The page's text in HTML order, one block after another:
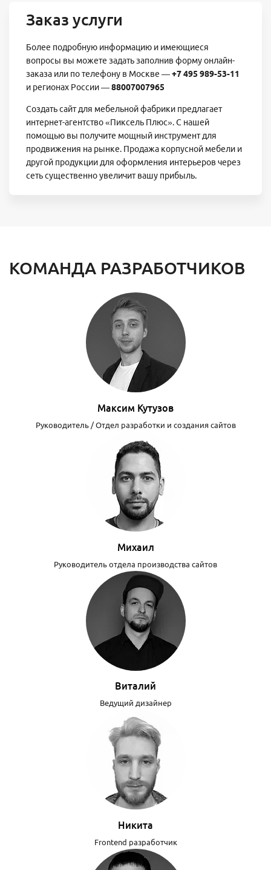
Заказ услуги
Более подробную информацию и имеющиеся
вопросы вы можете задать заполнив форму онлайн-
заказа или по телефону в Москве —+7 495 989-53-11
и регионах России —8 800 700-79-65
Создать сайт для мебельной фабрики предлагает
интернет-агентство «Пиксель Плюс». С нашей
помощью вы получите мощный инструмент для
продвижения на рынке. Продажа корпусной мебели и
другой продукции для оформления интерьеров через
сеть существенно увеличит вашу прибыль.
КОМАНДА РАЗРАБОТЧИКОВ
Максим Кутузов
Руководитель / Отдел разработки и создания сайтов
Михаил
Руководитель отдела производства сайтов
Виталий
Ведущий дизайнер
Никита
Frontend разработчик